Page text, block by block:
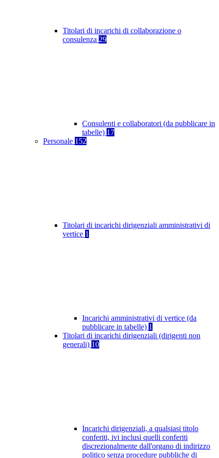
Titolari di incarichi di collaborazione o
consulenza 29
Consulenti e collaboratori (da pubblicare in
tabelle) 17
Personale 152
Titolari di incarichi dirigenziali amministrativi di
vertice 1
Incarichi amministrativi di vertice (da
pubblicare in tabelle) 1
Titolari di incarichi dirigenziali (dirigenti non
generali) 10
Incarichi dirigenziali, a qualsiasi titolo
conferiti, ivi inclusi quelli conferiti
discrezionalmente dall'organo di indirizzo
politico senza procedure pubbliche di